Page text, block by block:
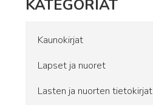
KATEGORIAT
Kaunokirjat
Lapset ja nuoret
Lasten ja nuorten tietokirjat